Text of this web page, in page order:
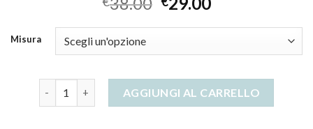
Misura
AGGIUNGI AL CARRELLO